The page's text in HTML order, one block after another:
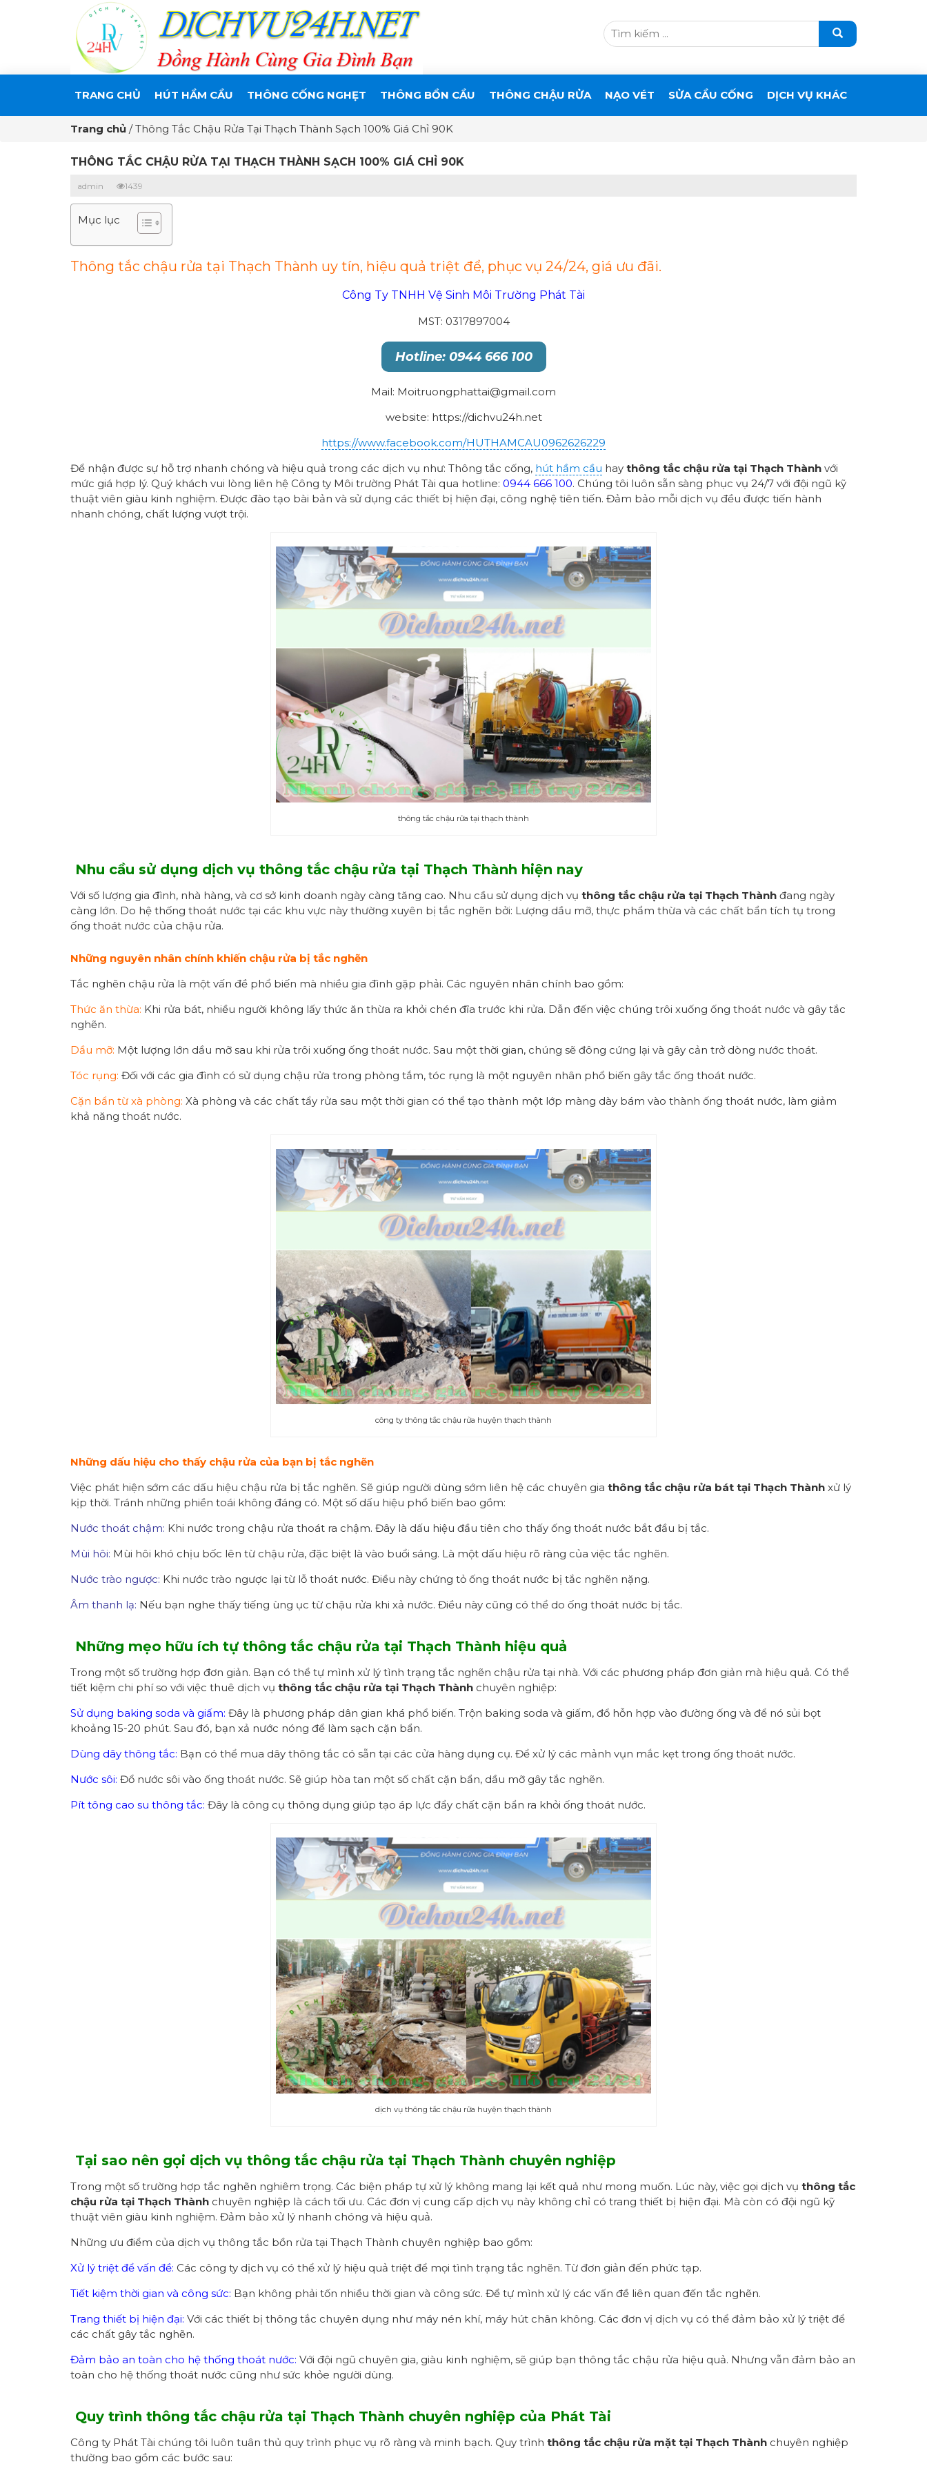
TRANG CHỦ HÚT HẦM CẦU THÔNG CỐNG NGHẸT THÔNG BỒN CẦU THÔNG CHẬU RỬA NẠO VÉT SỬA CẦU CỐNG DỊCH VỤ KHÁC
Trang chủ /Thông Tắc Chậu Rửa Tại Thạch Thành Sạch 100% Giá Chỉ 90K
THÔNG TẮC CHẬU RỬA TẠI THẠCH THÀNH SẠCH 100% GIÁ CHỈ 90K
admin 1439
Mục lục
Thông tắc chậu rửa tại Thạch Thành uy tín, hiệu quả triệt để, phục vụ 24/24, giá ưu đãi.
Công Ty TNHH Vệ Sinh Môi Trường Phát Tài
MST: 0317897004
Hotline: 0944 666 100
Mail: Moitruongphattai@gmail.com
website: https://dichvu24h.net
https://www.facebook.com/HUTHAMCAU0962626229
Để nhận được sự hỗ trợ nhanh chóng và hiệu quả trong các dịch vụ như: Thông tắc cống, hút hầm cầu hay thông tắc chậu rửa tại Thạch Thành với
mức giá hợp lý. Quý khách vui lòng liên hệ Công ty Môi trường Phát Tài qua hotline: 0944 666 100. Chúng tôi luôn sẵn sàng phục vụ 24/7 với đội ngũ kỹ
thuật viên giàu kinh nghiệm. Được đào tạo bài bản và sử dụng các thiết bị hiện đại, công nghệ tiên tiến. Đảm bảo mỗi dịch vụ đều được tiến hành
nhanh chóng, chất lượng vượt trội.
thông tắc chậu rửa tại thạch thành
Nhu cầu sử dụng dịch vụ thông tắc chậu rửa tại Thạch Thành hiện nay
Với số lượng gia đình, nhà hàng, và cơ sở kinh doanh ngày càng tăng cao. Nhu cầu sử dụng dịch vụ thông tắc chậu rửa tại Thạch Thành đang ngày
càng lớn. Do hệ thống thoát nước tại các khu vực này thường xuyên bị tắc nghẽn bởi: Lượng dầu mỡ, thực phẩm thừa và các chất bẩn tích tụ trong
ống thoát nước của chậu rửa.
Những nguyên nhân chính khiến chậu rửa bị tắc nghẽn
Tắc nghẽn chậu rửa là một vấn đề phổ biến mà nhiều gia đình gặp phải. Các nguyên nhân chính bao gồm:
Thức ăn thừa: Khi rửa bát, nhiều người không lấy thức ăn thừa ra khỏi chén đĩa trước khi rửa. Dẫn đến việc chúng trôi xuống ống thoát nước và gây tắc
nghẽn.
Dầu mỡ: Một lượng lớn dầu mỡ sau khi rửa trôi xuống ống thoát nước. Sau một thời gian, chúng sẽ đông cứng lại và gây cản trở dòng nước thoát.
Tóc rụng: Đối với các gia đình có sử dụng chậu rửa trong phòng tắm, tóc rụng là một nguyên nhân phổ biến gây tắc ống thoát nước.
Cặn bẩn từ xà phòng: Xà phòng và các chất tẩy rửa sau một thời gian có thể tạo thành một lớp màng dày bám vào thành ống thoát nước, làm giảm
khả năng thoát nước.
công ty thông tắc chậu rửa huyện thạch thành
Những dấu hiệu cho thấy chậu rửa của bạn bị tắc nghẽn
Việc phát hiện sớm các dấu hiệu chậu rửa bị tắc nghẽn. Sẽ giúp người dùng sớm liên hệ các chuyên gia thông tắc chậu rửa bát tại Thạch Thành xử lý
kịp thời. Tránh những phiền toái không đáng có. Một số dấu hiệu phổ biến bao gồm:
Nước thoát chậm: Khi nước trong chậu rửa thoát ra chậm. Đây là dấu hiệu đầu tiên cho thấy ống thoát nước bắt đầu bị tắc.
Mùi hôi: Mùi hôi khó chịu bốc lên từ chậu rửa, đặc biệt là vào buổi sáng. Là một dấu hiệu rõ ràng của việc tắc nghẽn.
Nước trào ngược: Khi nước trào ngược lại từ lỗ thoát nước. Điều này chứng tỏ ống thoát nước bị tắc nghẽn nặng.
Âm thanh lạ: Nếu bạn nghe thấy tiếng ùng ục từ chậu rửa khi xả nước. Điều này cũng có thể do ống thoát nước bị tắc.
Những mẹo hữu ích tự thông tắc chậu rửa tại Thạch Thành hiệu quả
Trong một số trường hợp đơn giản. Bạn có thể tự mình xử lý tình trạng tắc nghẽn chậu rửa tại nhà. Với các phương pháp đơn giản mà hiệu quả. Có thể
tiết kiệm chi phí so với việc thuê dịch vụ thông tắc chậu rửa tại Thạch Thành chuyên nghiệp:
Sử dụng baking soda và giấm: Đây là phương pháp dân gian khá phổ biến. Trộn baking soda và giấm, đổ hỗn hợp vào đường ống và để nó sủi bọt
khoảng 15-20 phút. Sau đó, bạn xả nước nóng để làm sạch cặn bẩn.
Dùng dây thông tắc: Bạn có thể mua dây thông tắc có sẵn tại các cửa hàng dụng cụ. Để xử lý các mảnh vụn mắc kẹt trong ống thoát nước.
Nước sôi: Đổ nước sôi vào ống thoát nước. Sẽ giúp hòa tan một số chất cặn bẩn, dầu mỡ gây tắc nghẽn.
Pít tông cao su thông tắc: Đây là công cụ thông dụng giúp tạo áp lực đẩy chất cặn bẩn ra khỏi ống thoát nước.
dịch vụ thông tắc chậu rửa huyện thạch thành
Tại sao nên gọi dịch vụ thông tắc chậu rửa tại Thạch Thành chuyên nghiệp
Trong một số trường hợp tắc nghẽn nghiêm trọng. Các biện pháp tự xử lý không mang lại kết quả như mong muốn. Lúc này, việc gọi dịch vụ thông tắc
chậu rửa tại Thạch Thành chuyên nghiệp là cách tối ưu. Các đơn vị cung cấp dịch vụ này không chỉ có trang thiết bị hiện đại. Mà còn có đội ngũ kỹ
thuật viên giàu kinh nghiệm. Đảm bảo xử lý nhanh chóng và hiệu quả.
Những ưu điểm của dịch vụ thông tắc bồn rửa tại Thạch Thành chuyên nghiệp bao gồm:
Xử lý triệt để vấn đề: Các công ty dịch vụ có thể xử lý hiệu quả triệt để mọi tình trạng tắc nghẽn. Từ đơn giản đến phức tạp.
Tiết kiệm thời gian và công sức: Bạn không phải tốn nhiều thời gian và công sức. Để tự mình xử lý các vấn đề liên quan đến tắc nghẽn.
Trang thiết bị hiện đại: Với các thiết bị thông tắc chuyên dụng như máy nén khí, máy hút chân không. Các đơn vị dịch vụ có thể đảm bảo xử lý triệt để
các chất gây tắc nghẽn.
Đảm bảo an toàn cho hệ thống thoát nước: Với đội ngũ chuyên gia, giàu kinh nghiệm, sẽ giúp bạn thông tắc chậu rửa hiệu quả. Nhưng vẫn đảm bảo an
toàn cho hệ thống thoát nước cũng như sức khỏe người dùng.
Quy trình thông tắc chậu rửa tại Thạch Thành chuyên nghiệp của Phát Tài
Công ty Phát Tài chúng tôi luôn tuân thủ quy trình phục vụ rõ ràng và minh bạch. Quy trình thông tắc chậu rửa mặt tại Thạch Thành chuyên nghiệp
thường bao gồm các bước sau: